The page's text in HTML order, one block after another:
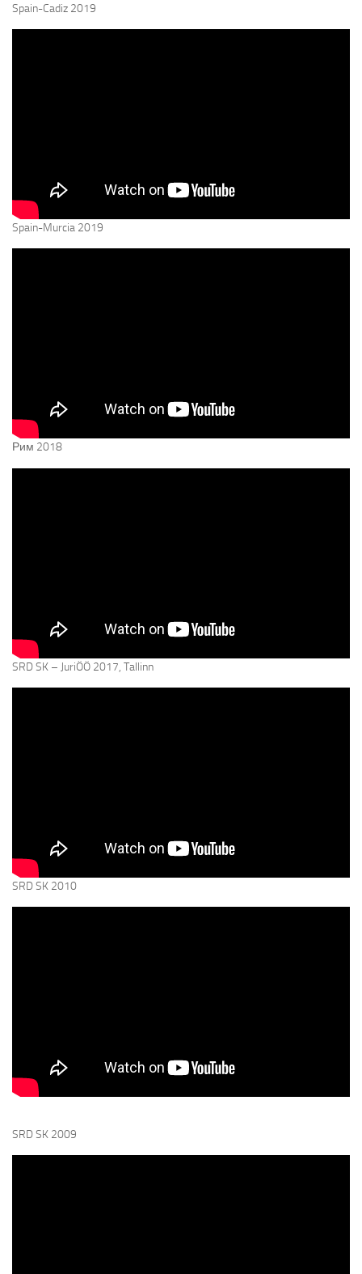
Spain-Cadiz 2019
Spain-Murcia 2019
Рим 2018
SRD SK – JuriÖÖ 2017, Tallinn
SRD SK 2010
SRD SK 2009